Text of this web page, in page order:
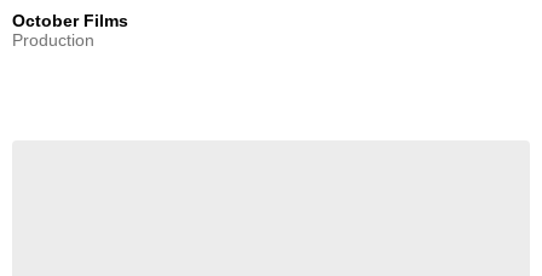
October Films
Production